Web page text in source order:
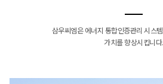
삼우씨엠은 에너지 통합인증관리 시스
가치를 향상시킵니다.